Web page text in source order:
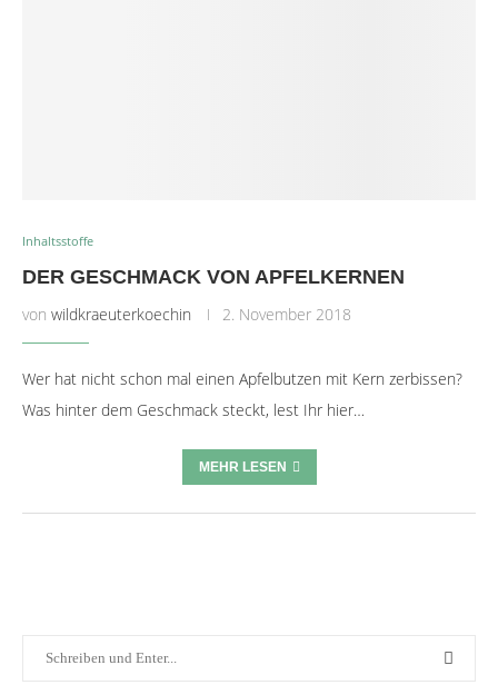
Inhaltsstoffe
DER GESCHMACK VON APFELKERNEN
von wildkraeuterkoechin 2. November 2018
Wer hat nicht schon mal einen Apfelbutzen mit Kern zerbissen?
Was hinter dem Geschmack steckt, lest Ihr hier…
MEHR LESEN